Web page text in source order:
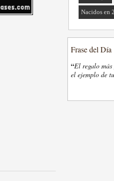
Nacidos en
Frase del Día
“El regalo más
el ejemplo de